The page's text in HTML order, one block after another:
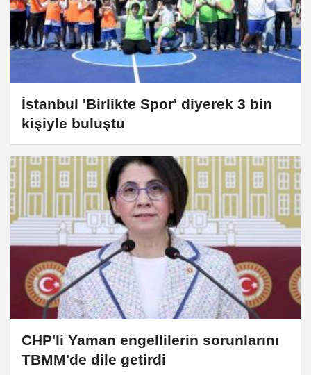
İstanbul 'Birlikte Spor' diyerek 3 bin
kişiyle buluştu
CHP'li Yaman engellilerin sorunlarını
TBMM'de dile getirdi